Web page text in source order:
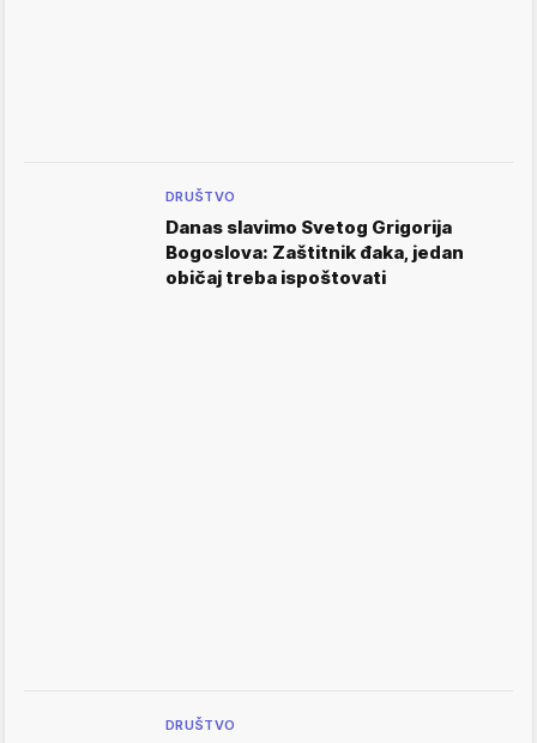
DRUŠTVO
Danas slavimo Svetog Grigorija
Bogoslova: Zaštitnik đaka, jedan
običaj treba ispoštovati
DRUŠTVO